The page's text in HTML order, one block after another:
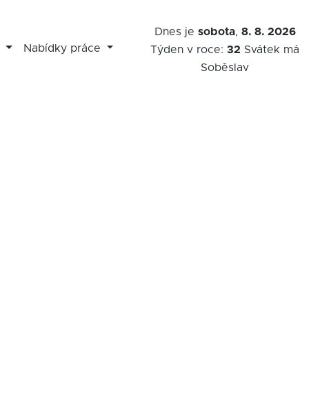
Nabídky práce
Dnes je sobota, 8. 8. 2026
Týden v roce:32 Svátek má
Soběslav